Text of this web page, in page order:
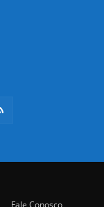
Fale Conosco